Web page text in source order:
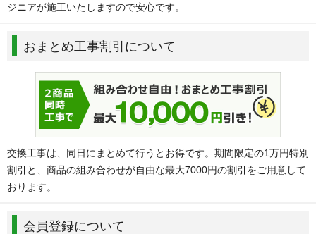
ジニアが施工いたしますので安心です。
おまとめ工事割引について
交換工事は、同日にまとめて行うとお得です。期間限定の1万円特別
割引と、商品の組み合わせが自由な最大7000円の割引をご用意して
おります。
会員登録について